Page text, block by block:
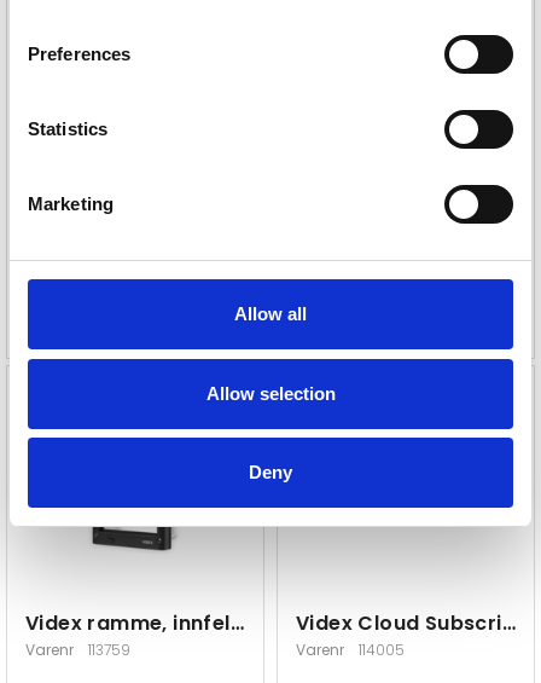
Preferences
Statistics
Marketing
Allow all
Allow selection
Deny
3
385,-
Videx 6398 svarapparat
6
595,-
eks. mva
Videx ramme, innfelt, 1 modul
Varenr 113759
Videx Cloud Subscription Lisens
Varenr 114005